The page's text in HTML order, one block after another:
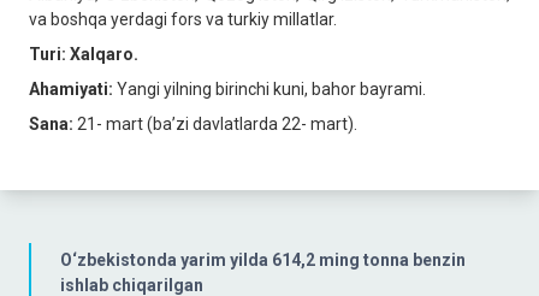
O‘zbekistonda yarim yilda 614,2 ming tonna benzin
ishlab chiqarilgan
va boshqa yerdagi fors va turkiy millatlar.
Turi: Xalqaro.
Ahamiyati: Yangi yilning birinchi kuni, bahor bayrami.
Sana: 21- mart (ba’zi davlatlarda 22- mart).